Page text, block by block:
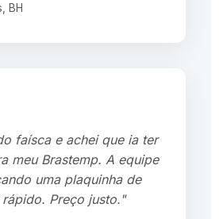
BH
faísca e achei que ia ter
meu Brastemp. A equipe
uma plaquinha de
Preço justo."